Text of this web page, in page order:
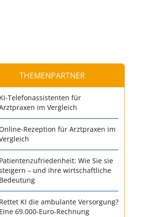
THEMENPARTNER
KI-Telefonassistenten für
im Vergleich
Rezeption für Arztpraxen im
Patientenzufriedenheit: Wie Sie sie
– und ihre wirtschaftliche
Bedeutung
Rettet KI die ambulante Versorgung?
Eine 69.000-Euro-Rechnung